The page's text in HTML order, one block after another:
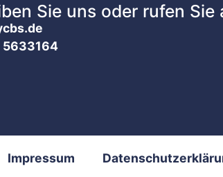
Sie uns oder rufen Sie
5633164
Impressum